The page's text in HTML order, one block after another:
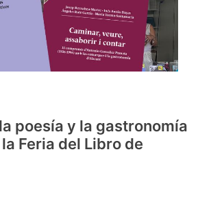
poesía y la gastronomía
Feria del Libro de